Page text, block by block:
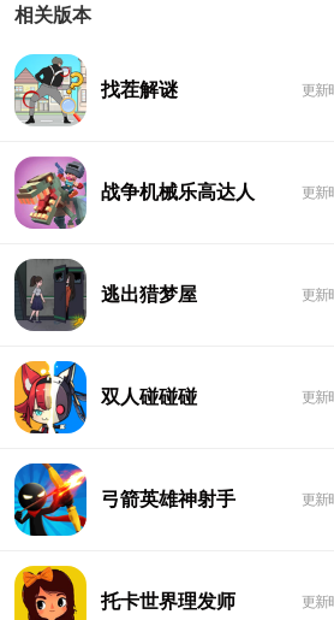
相关版本
找茬解谜 更新
战争机械乐高达人 更新
逃出猎梦屋 更新
双人碰碰碰 更新
弓箭英雄神射手 更新
托卡世界理发师 更新